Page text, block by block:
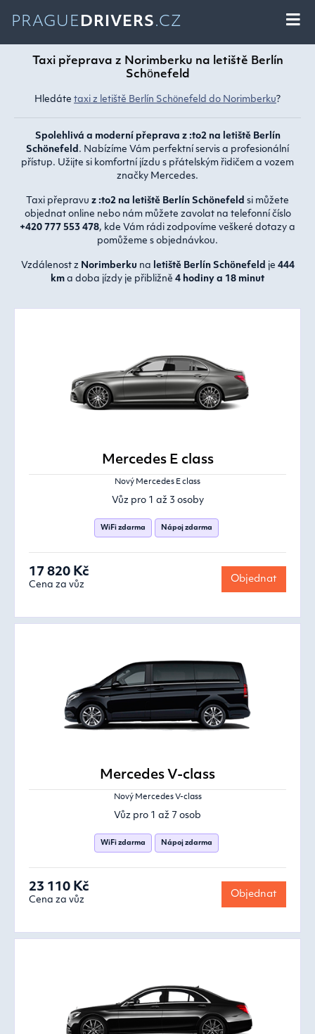
PRAGUE DRIVERS.CZ
Taxi přeprava z Norimberku na letiště Berlín
Schönefeld
Hledáte taxi z letiště Berlín Schönefeld do Norimberku?
Spolehlivá a moderní přeprava z :to2 na letiště Berlín
Schönefeld . Nabízíme Vám perfektní servis a profesionální
přístup. Užijte si komfortní jízdu s přátelským řidičem a vozem
značky Mercedes.
Taxi přepravu z :to2 na letiště Berlín Schönefeld si můžete
objednat online nebo nám můžete zavolat na telefonní číslo
+420 777 553 478, kde Vám rádi zodpovíme veškeré dotazy a
pomůžeme s objednávkou.
Vzdálenost z Norimberku na letiště Berlín Schönefeld je 444
km a doba jízdy je přibližně 4 hodiny a 18 minut
Mercedes E class
Nový Mercedes E class
Vůz pro 1 až 3 osoby
WiFi zdarma Nápoj zdarma
17 820 Kč
Cena za vůz
Objednat
Mercedes V-class
Nový Mercedes V-class
Vůz pro 1 až 7 osob
WiFi zdarma Nápoj zdarma
23 110 Kč
Cena za vůz
Objednat